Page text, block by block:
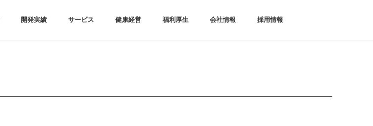
開発実績 サービス 健康経営 福利厚生 会社情報 採用情報